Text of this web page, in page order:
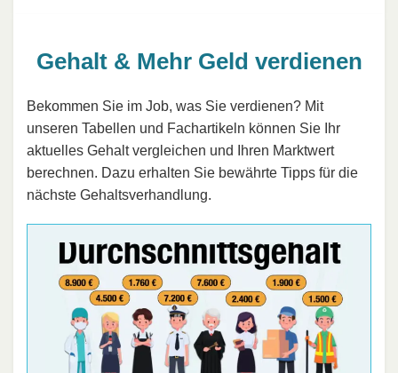
Gehalt & Mehr Geld verdienen
Bekommen Sie im Job, was Sie verdienen? Mit
unseren Tabellen und Fachartikeln können Sie Ihr
aktuelles Gehalt vergleichen und Ihren Marktwert
berechnen. Dazu erhalten Sie bewährte Tipps für die
nächste Gehaltsverhandlung.